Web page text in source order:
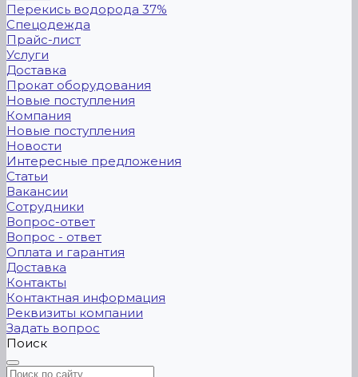
Перекись водорода 37%
Спецодежда
Прайс-лист
Услуги
Доставка
Прокат оборудования
Новые поступления
Компания
Новые поступления
Новости
Интересные предложения
Статьи
Вакансии
Сотрудники
Вопрос-ответ
Вопрос - ответ
Оплата и гарантия
Доставка
Контакты
Контактная информация
Реквизиты компании
Задать вопрос
Поиск